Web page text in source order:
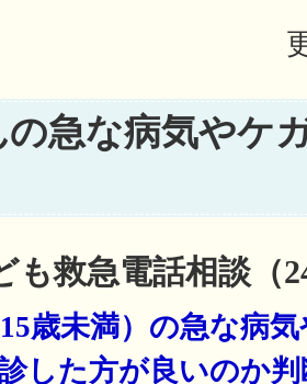
の急な病気やケ
も救急電話相談（
歳未満）の急な病
した方が良いのか